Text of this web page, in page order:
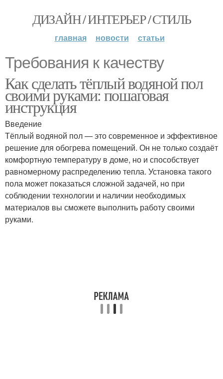
ДИЗАЙН / ИНТЕРЬЕР / СТИЛЬ
главная новости статьи
Требования к качеству
Как сделать тёплый водяной пол
своими руками: пошаговая
инструкция
Введение
Тёплый водяной пол — это современное и эффективное
решение для обогрева помещений. Он не только создаёт
комфортную температуру в доме, но и способствует
равномерному распределению тепла. Установка такого
пола может показаться сложной задачей, но при
соблюдении технологии и наличии необходимых
материалов вы сможете выполнить работу своими
руками.